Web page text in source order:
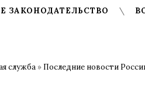
ЗАКОНОДАТЕЛЬСТВО
служба » Последние новости